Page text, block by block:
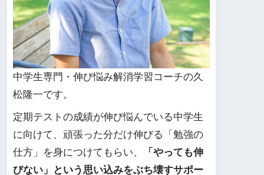
中学生専門・伸び悩み解消学習コーチの久
松隆一です。
定期テストの成績が伸び悩んでいる中学生
に向けて、頑張った分だけ伸びる「勉強の
仕方」を身につけてもらい、
「やっても伸
びない」という思い込みをぶち壊すサポー